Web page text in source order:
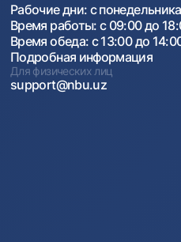
Рабочие дни: с
Время работы: с 09:00 до
Время обеда: с 13:00 до
Подробная информация
Для физических лиц
support@nbu.uz